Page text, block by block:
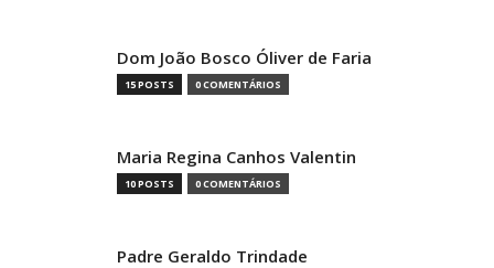
Dom João Bosco Óliver de Faria
15 POSTS 0 COMENTÁRIOS
Maria Regina Canhos Valentin
10 POSTS 0 COMENTÁRIOS
Padre Geraldo Trindade